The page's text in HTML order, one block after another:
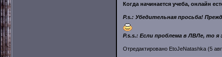
Когда начинается учеба, онлайн
P.s.: Убедительная просьба!
P.s.s.: Если проблема в ЛВЛе, то
Отредактировано EtoJeNatashka (5